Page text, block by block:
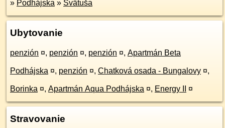
» Podhájska » Svätuša
Ubytovanie
penzión ¤, penzión ¤, penzión ¤, Apartmán Beta
Podhájska ¤, penzión ¤, Chatková osada - Bungalovy ¤,
Borinka ¤, Apartmán Aqua Podhájska ¤, Energy II ¤
Stravovanie